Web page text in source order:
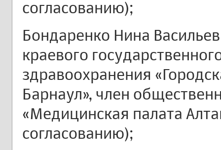
согласованию);
Бондаренко Нина
краевого
здравоохранения
Барнаул», член
«Медицинская палата
согласованию);